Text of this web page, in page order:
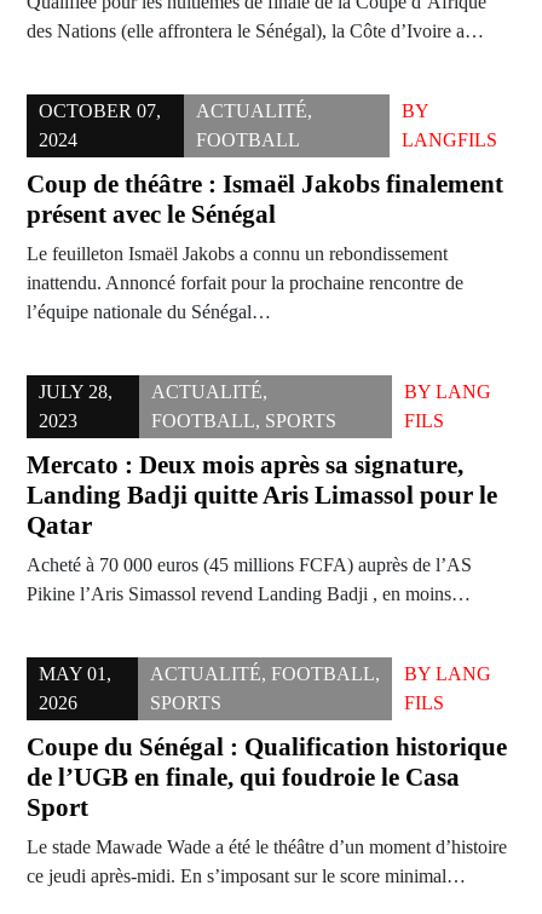
des Nations (elle affrontera le Sénégal), la Côte d’Ivoire a…
OCTOBER 07,
2024
ACTUALITÉ,
FOOTBALL
BY
LANGFILS
Coup de théâtre : Ismaël Jakobs finalement
présent avec le Sénégal
Le feuilleton Ismaël Jakobs a connu un rebondissement
inattendu. Annoncé forfait pour la prochaine rencontre de
l’équipe nationale du Sénégal…
JULY 28,
2023
ACTUALITÉ,
FOOTBALL, SPORTS
BYLANG
FILS
Mercato : Deux mois après sa signature,
Landing Badji quitte Aris Limassol pour le
Qatar
Acheté à 70 000 euros (45 millions FCFA) auprès de l’AS
Pikine l’Aris Simassol revend Landing Badji , en moins…
MAY 01,
2026
ACTUALITÉ,FOOTBALL,
SPORTS
BYLANG
FILS
Coupe du Sénégal : Qualification historique
de l’UGB en finale, qui foudroie le Casa
Sport
Le stade Mawade Wade a été le théâtre d’un moment d’histoire
ce jeudi après-midi. En s’imposant sur le score minimal…